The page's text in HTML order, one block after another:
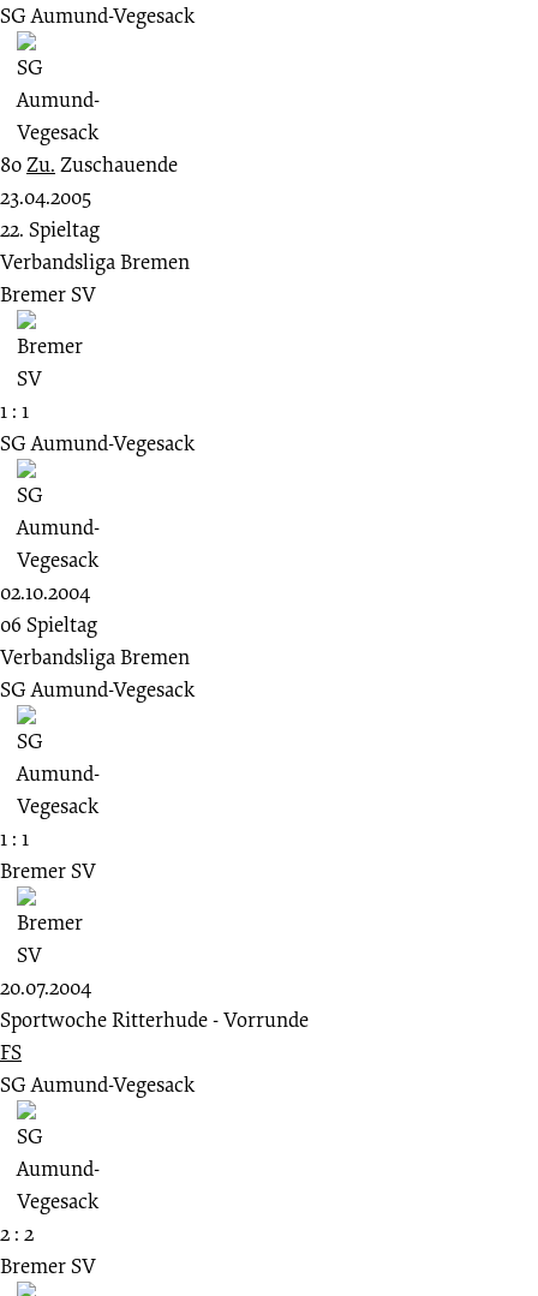
SG Aumund-Vegesack
80Zu. Zuschauende
23.04.2005
22. Spieltag
Verbandsliga Bremen
Bremer SV
1 : 1
SG Aumund-Vegesack
02.10.2004
06 Spieltag
Verbandsliga Bremen
SG Aumund-Vegesack
1 : 1
Bremer SV
20.07.2004
Sportwoche Ritterhude - Vorrunde
FS
SG Aumund-Vegesack
2 : 2
Bremer SV